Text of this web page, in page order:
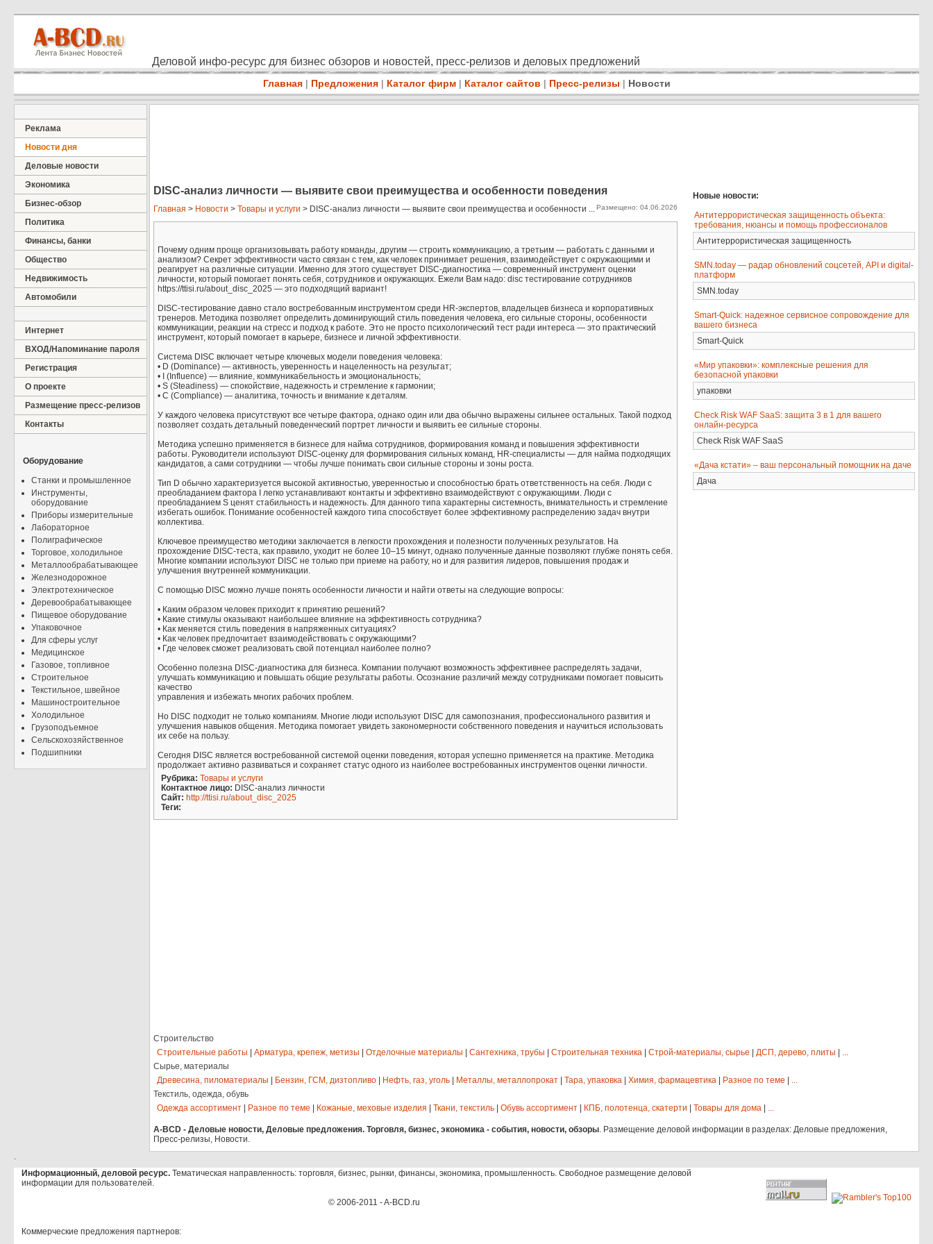
Деловой инфо-ресурс для бизнес обзоров и новостей, пресс-релизов и деловых предложений
Главная | Предложения | Каталог фирм | Каталог сайтов | Пресс-релизы | Новости
Реклама
Новости дня
Деловые новости
Экономика
Бизнес-обзор
Политика
Финансы, банки
Общество
Недвижимость
Автомобили
Интернет
ВХОД/Напоминание пароля
Регистрация
О проекте
Размещение пресс-релизов
Контакты
Оборудование
Станки и промышленное
Инструменты,
оборудование
Приборы измерительные
Лабораторное
Полиграфическое
Торговое, холодильное
Металлообрабатывающее
Железнодорожное
Электротехническое
Деревообрабатывающее
Пищевое оборудование
Упаковочное
Для сферы услуг
Медицинское
Газовое, топливное
Строительное
Текстильное, швейное
Машиностроительное
Холодильное
Грузоподъемное
Сельскохозяйственное
Подшипники
DISC-анализ личности — выявите свои преимущества и особенности поведения
Главная > Новости > Товары и услуги > DISC-анализ личности — выявите свои преимущества и особенности ... Размещено: 04.06.2026
Почему одним проще организовывать работу команды, другим — строить коммуникацию, а третьим — работать с данными и
анализом? Секрет эффективности часто связан с тем, как человек принимает решения, взаимодействует с окружающими и
реагирует на различные ситуации. Именно для этого существует DISC-диагностика — современный инструмент оценки
личности, который помогает понять себя, сотрудников и окружающих. Ежели Вам надо: disc тестирование сотрудников
https://ttisi.ru/about_disc_2025 — это подходящий вариант!
DISC-тестирование давно стало востребованным инструментом среди HR-экспертов, владельцев бизнеса и корпоративных
тренеров. Методика позволяет определить доминирующий стиль поведения человека, его сильные стороны, особенности
коммуникации, реакции на стресс и подход к работе. Это не просто психологический тест ради интереса — это практический
инструмент, который помогает в карьере, бизнесе и личной эффективности.
Система DISC включает четыре ключевых модели поведения человека:
• D (Dominance) — активность, уверенность и нацеленность на результат;
• I (Influence) — влияние, коммуникабельность и эмоциональность;
• S (Steadiness) — спокойствие, надежность и стремление к гармонии;
• C (Compliance) — аналитика, точность и внимание к деталям.
У каждого человека присутствуют все четыре фактора, однако один или два обычно выражены сильнее остальных. Такой подход
позволяет создать детальный поведенческий портрет личности и выявить ее сильные стороны.
Методика успешно применяется в бизнесе для найма сотрудников, формирования команд и повышения эффективности
работы. Руководители используют DISC-оценку для формирования сильных команд, HR-специалисты — для найма подходящих
кандидатов, а сами сотрудники — чтобы лучше понимать свои сильные стороны и зоны роста.
Тип D обычно характеризуется высокой активностью, уверенностью и способностью брать ответственность на себя. Люди с
преобладанием фактора I легко устанавливают контакты и эффективно взаимодействуют с окружающими. Люди с
преобладанием S ценят стабильность и надежность. Для данного типа характерны системность, внимательность и стремление
избегать ошибок. Понимание особенностей каждого типа способствует более эффективному распределению задач внутри
коллектива.
Ключевое преимущество методики заключается в легкости прохождения и полезности полученных результатов. На
прохождение DISC-теста, как правило, уходит не более 10–15 минут, однако полученные данные позволяют глубже понять себя.
Многие компании используют DISC не только при приеме на работу, но и для развития лидеров, повышения продаж и
улучшения внутренней коммуникации.
С помощью DISC можно лучше понять особенности личности и найти ответы на следующие вопросы:
• Каким образом человек приходит к принятию решений?
• Какие стимулы оказывают наибольшее влияние на эффективность сотрудника?
• Как меняется стиль поведения в напряженных ситуациях?
• Как человек предпочитает взаимодействовать с окружающими?
• Где человек сможет реализовать свой потенциал наиболее полно?
Особенно полезна DISC-диагностика для бизнеса. Компании получают возможность эффективнее распределять задачи,
улучшать коммуникацию и повышать общие результаты работы. Осознание различий между сотрудниками помогает повысить
качество
управления и избежать многих рабочих проблем.
Но DISC подходит не только компаниям. Многие люди используют DISC для самопознания, профессионального развития и
улучшения навыков общения. Методика помогает увидеть закономерности собственного поведения и научиться использовать
их себе на пользу.
Сегодня DISC является востребованной системой оценки поведения, которая успешно применяется на практике. Методика
продолжает активно развиваться и сохраняет статус одного из наиболее востребованных инструментов оценки личности.
Рубрика: Товары и услуги
Контактное лицо: DISC-анализ личности
Сайт: http://ttisi.ru/about_disc_2025
Теги:
Новые новости:
Антитеррористическая защищенность объекта:
требования, нюансы и помощь профессионалов
Антитеррористическая защищенность
SMN.today — радар обновлений соцсетей, API и digital-
платформ
SMN.today
Smart-Quick: надежное сервисное сопровождение для
вашего бизнеса
Smart-Quick
«Мир упаковки»: комплексные решения для
безопасной упаковки
упаковки
Check Risk WAF SaaS: защита 3 в 1 для вашего
онлайн-ресурса
Check Risk WAF SaaS
«Дача кстати» – ваш персональный помощник на даче
Дача
Строительство
Строительные работы
Арматура, крепеж, метизы Отделочные материалы Сантехника, трубы Строительная техника Строй-материалы, сырье ДСП, дерево, плиты
...
Сырье, материалы
Древесина, пиломатериалы
Бензин, ГСМ, дизтопливо Нефть, газ, уголь Металлы, металлопрокат Тара, упаковка Химия, фармацевтика Разное по теме
...
Текстиль, одежда, обувь
Одежда ассортимент
Разное по теме Кожаные, меховые изделия Ткани, текстиль Обувь ассортимент КПБ, полотенца, скатерти Товары для дома ...
A-BCD - Деловые новости, Деловые предложения. Торговля, бизнес, экономика - события, новости, обзоры. Размещение деловой информации в разделах: Деловые предложения,
Пресс-релизы, Новости.
.
Информационный, деловой ресурс. Тематическая направленность: торговля, бизнес, рынки, финансы, экономика, промышленность. Свободное размещение деловой
информации для пользователей.
© 2006-2011 - A-BCD.ru
Коммерческие предложения партнеров: